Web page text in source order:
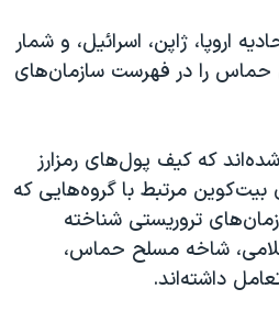
اروپا، ژاپن، اسرائیل، و شمار
حماس را در فهرست سازمان‌های
که کیف پول‌های رمزارز
مرتبط با گروه‌هایی که
تروریستی شناخته
شاخه مسلح حماس،
داشته‌اند.